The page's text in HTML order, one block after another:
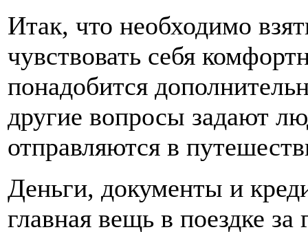
Итак, что необходимо
чувствовать себя
понадобится
другие вопросы задают
отправляются в
Деньги, документы и
главная вещь в поездке за